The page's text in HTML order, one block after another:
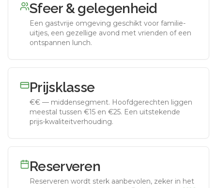
Sfeer & gelegenheid
Een gastvrije omgeving geschikt voor familie-
uitjes, een gezellige avond met vrienden of een
ontspannen lunch.
Prijsklasse
€€ — middensegment. Hoofdgerechten liggen
meestal tussen €15 en €25. Een uitstekende
prijs-kwaliteitverhouding.
Reserveren
Reserveren wordt sterk aanbevolen, zeker in het